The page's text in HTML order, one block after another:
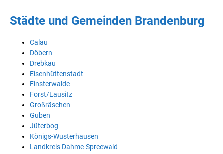
Städte und Gemeinden Brandenburg
Calau
Döbern
Drebkau
Eisenhüttenstadt
Finsterwalde
Forst/Lausitz
Großräschen
Guben
Jüterbog
Königs-Wusterhausen
Landkreis Dahme-Spreewald